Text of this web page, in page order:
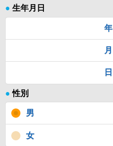
● 生年月日
年
月
日
● 性別
男
女